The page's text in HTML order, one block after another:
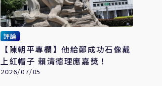
評論
【陳朝平專欄】他給鄭成功石像戴
上紅帽子 賴清德理應嘉獎！
2026/07/05